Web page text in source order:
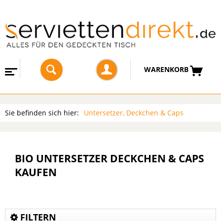
WARENKORB
Sie befinden sich hier: Untersetzer, Deckchen & Caps
BIO UNTERSETZER DECKCHEN & CAPS
KAUFEN
FILTERN